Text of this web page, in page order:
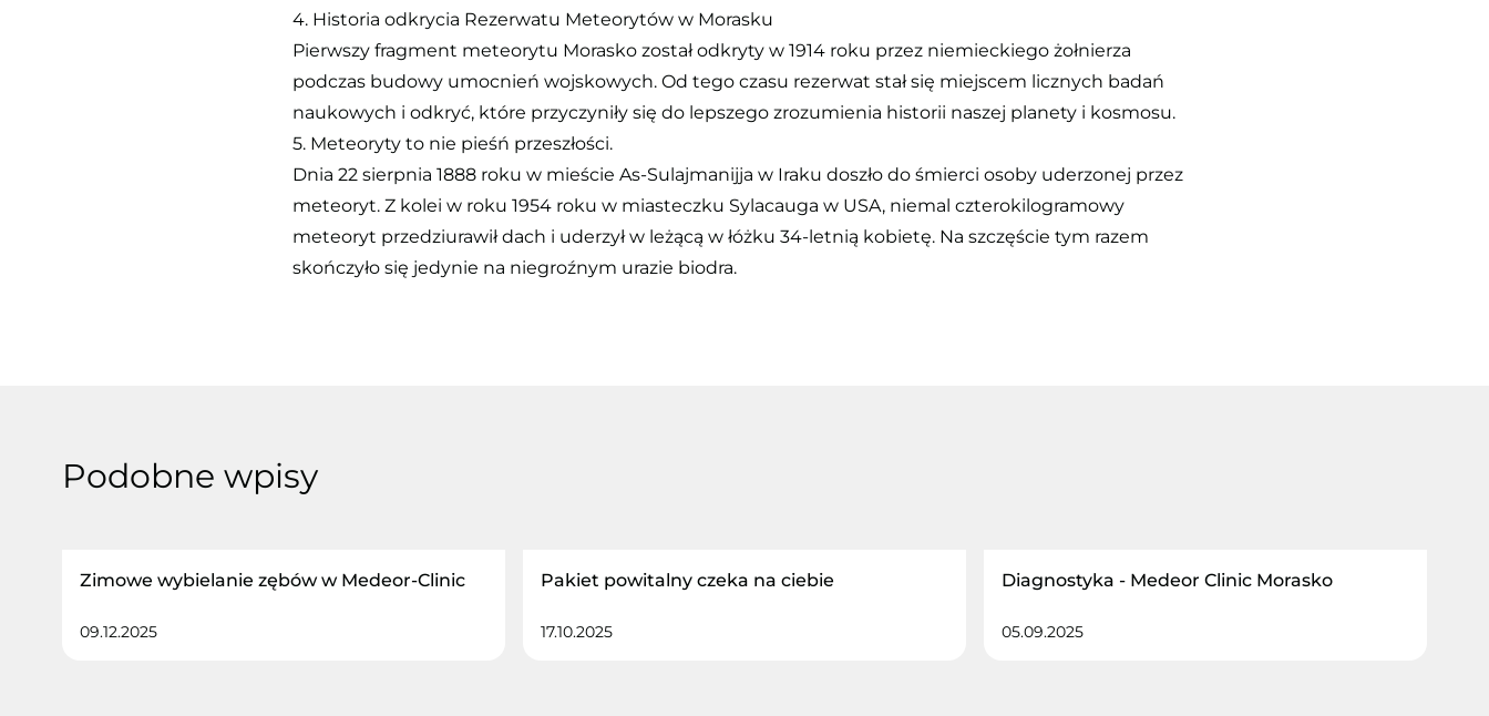
4. Historia odkrycia Rezerwatu Meteorytów w Morasku
Pierwszy fragment meteorytu Morasko został odkryty w 1914 roku przez niemieckiego żołnierza
podczas budowy umocnień wojskowych. Od tego czasu rezerwat stał się miejscem licznych badań
naukowych i odkryć, które przyczyniły się do lepszego zrozumienia historii naszej planety i kosmosu.
5. Meteoryty to nie pieśń przeszłości.
Dnia 22 sierpnia 1888 roku w mieście As-Sulajmanijja w Iraku doszło do śmierci osoby uderzonej przez
meteoryt. Z kolei w roku 1954 roku w miasteczku Sylacauga w USA, niemal czterokilogramowy
meteoryt przedziurawił dach i uderzył w leżącą w łóżku 34-letnią kobietę. Na szczęście tym razem
skończyło się jedynie na niegroźnym urazie biodra.
Podobne wpisy
Zimowe wybielanie zębów w Medeor-Clinic
09.12.2025
Pakiet powitalny czeka na ciebie
17.10.2025
Diagnostyka - Medeor Clinic Morasko
05.09.2025